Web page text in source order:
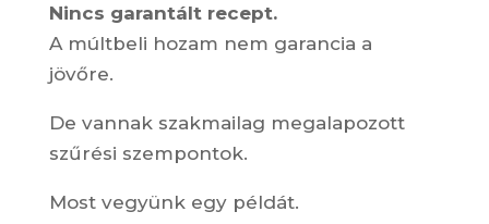
Nincs garantált recept.
A múltbeli hozam nem garancia a
jövőre.
De vannak szakmailag megalapozott
szűrési szempontok.
Most vegyünk egy példát.